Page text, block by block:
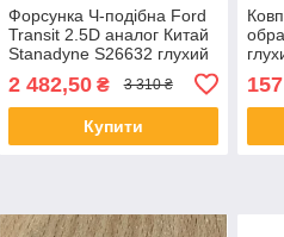
Форсунка Ч-подібна Ford
Transit 2.5D аналог Китай
Stanadyne S26632 глухий
2 482,50₴ 3 310 ₴
Купити